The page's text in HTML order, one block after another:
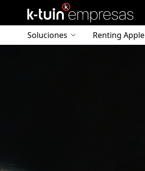
Soluciones Renting Apple